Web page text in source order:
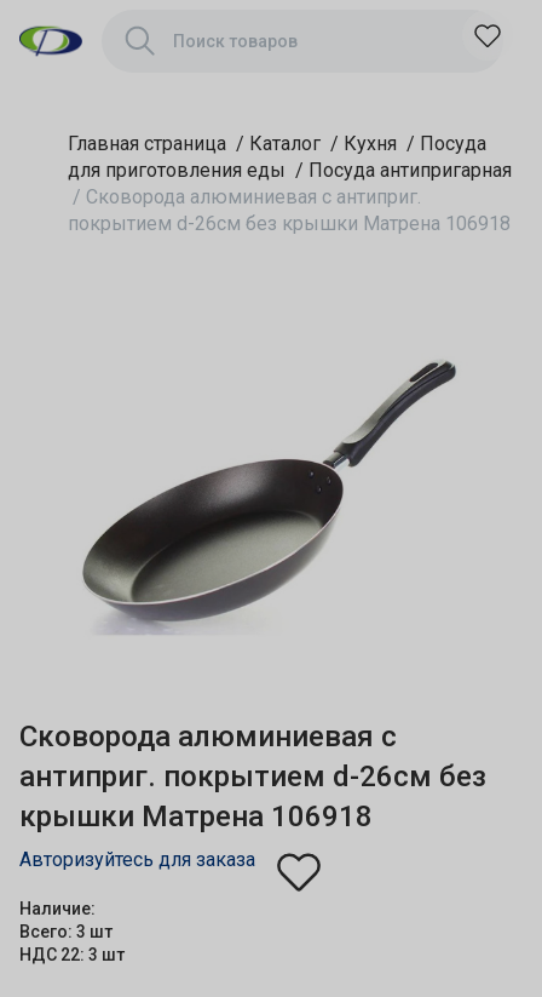
Главная страница / Каталог / Кухня / Посуда
для приготовления еды / Посуда антипригарная
/ Сковорода алюминиевая с антиприг.
покрытием d-26см без крышки Матрена 106918
Сковорода алюминиевая с
антиприг. покрытием d-26см без
крышки Матрена 106918
Авторизуйтесь для заказа
Наличие:
Всего: 3 шт
НДС 22: 3 шт
Матрена 106918